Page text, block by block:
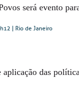
será evento
| Rio de Janeiro
das